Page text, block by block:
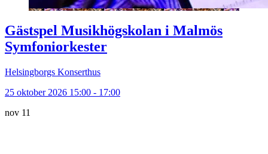
Gästspel Musikhögskolan i Malmös
Symfoniorkester
Helsingborgs Konserthus
25 oktober 2026 15:00 - 17:00
nov 11